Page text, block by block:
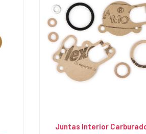
Juntas Interior